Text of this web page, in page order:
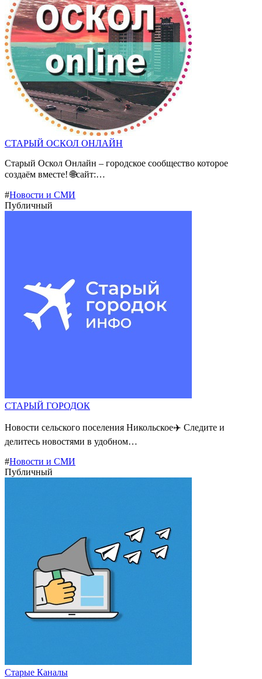
СТАРЫЙ ОСКОЛ ОНЛАЙН
Старый Оскол Онлайн – городское сообщество которое
создаём вместе! 🌐сайт:…
#Новости и СМИ
Публичный
СТАРЫЙ ГОРОДОК
Новости сельского поселения Никольское✈️ Следите и
делитесь новостями в удобном…
#Новости и СМИ
Публичный
Старые Каналы